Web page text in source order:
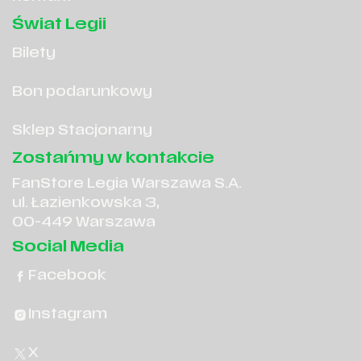
Świat Legii
Bilety
Bon podarunkowy
Sklep Stacjonarny
Zostańmy w kontakcie
FanStore Legia Warszawa S.A.
ul. Łazienkowska 3,
00-449 Warszawa
Social Media
Facebook
Instagram
X